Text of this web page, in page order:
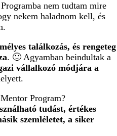
nem tudtam mire
nekem haladnom kell, és
találkozás, és rengeteg
. 🙂 Agyamban beindultak a
vállalkozó módjára a
Program?
tudást, értékes
szemléletet, a siker